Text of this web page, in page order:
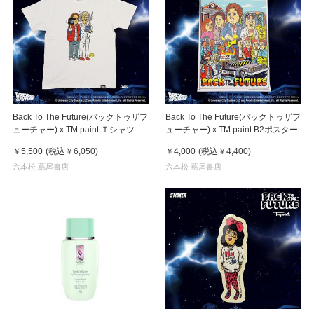
Back To The Future(バックトゥザフ
ューチャー) x TM paint Ｔシャツ
￥5,500 (税込 ￥6,050)
六本松 蔦屋書店
Back To The Future(バックトゥザフ
ューチャー) x TM paint B2ポスター
￥4,000 (税込 ￥4,400)
六本松 蔦屋書店